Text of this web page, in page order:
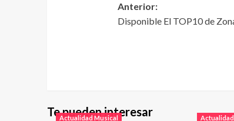
Anterior:
Disponible El TOP10 de
Te pueden interesar
Actualidad Musical Actualidad